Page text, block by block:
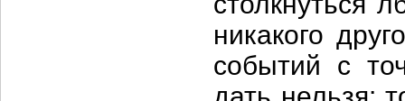
никакого
событий с